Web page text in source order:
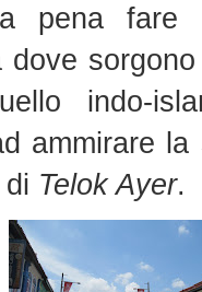
pena fare
dove
indo-
ammirare
Telok Ayer.